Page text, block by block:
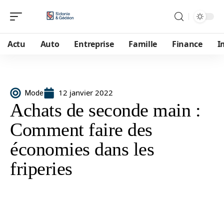
Actu Auto Entreprise Famille Finance
Mode 12 janvier 2022
Achats de seconde main :
Comment faire des
économies dans les
friperies